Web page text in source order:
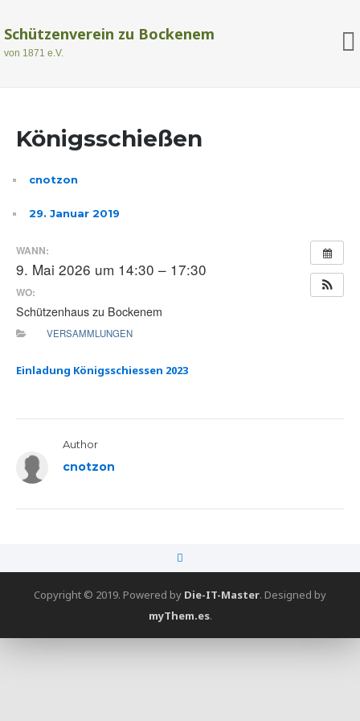
Schützenverein zu Bockenem
von 1871 e.V.
Königsschießen
cnotzon
29. Januar 2019
WANN:
9. Mai 2026 um 14:30 – 17:30
WO:
Schützenhaus zu Bockenem
VERSAMMLUNGEN
Einladung Königsschiessen 2023
Author
cnotzon
Copyright © 2019. Powered by Die-IT-Master. Designed by
myThem.es.